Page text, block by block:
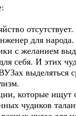
для народа.
с желанием
себя. И этих
выделяться
которые ищут
чудиков